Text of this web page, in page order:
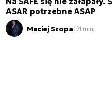
ASAR potrzebne ASAP
Maciej Szopa 1 min.